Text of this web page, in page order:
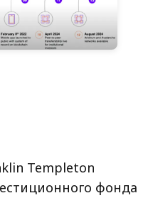
Templeton
фонда